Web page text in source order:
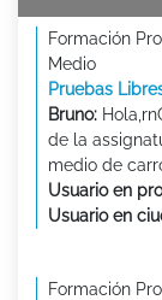
Formación
Medio
Pruebas
Bruno:
de la
medio de
Usuario en
Usuario en
Formación